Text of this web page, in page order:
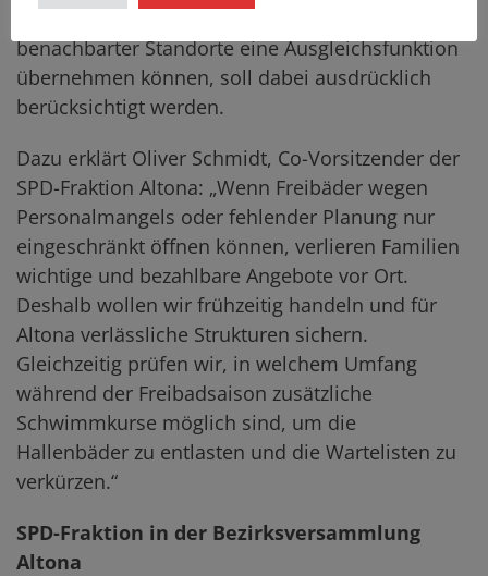
benachbarter Standorte eine Ausgleichsfunktion
übernehmen können, soll dabei ausdrücklich
berücksichtigt werden.
Dazu erklärt Oliver Schmidt, Co-Vorsitzender der
SPD-Fraktion Altona: „Wenn Freibäder wegen
Personalmangels oder fehlender Planung nur
eingeschränkt öffnen können, verlieren Familien
wichtige und bezahlbare Angebote vor Ort.
Deshalb wollen wir frühzeitig handeln und für
Altona verlässliche Strukturen sichern.
Gleichzeitig prüfen wir, in welchem Umfang
während der Freibadsaison zusätzliche
Schwimmkurse möglich sind, um die
Hallenbäder zu entlasten und die Wartelisten zu
verkürzen.“
SPD-Fraktion in der Bezirksversammlung
Altona